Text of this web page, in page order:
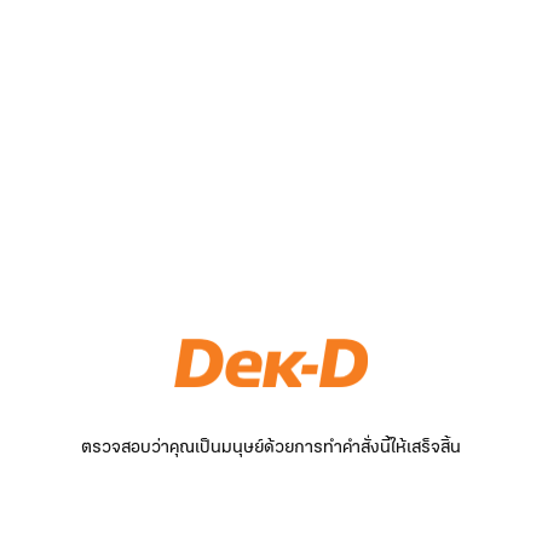
ตรวจสอบว่าคุณเป็นมนุษย์ด้วยการทำคำสั่งนี้ให้เสร็จสิ้น